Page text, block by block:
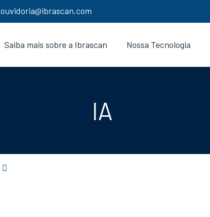
ouvidoria@ibrascan.com
Saiba mais sobre a Ibrascan Nossa Tecnologia
IA